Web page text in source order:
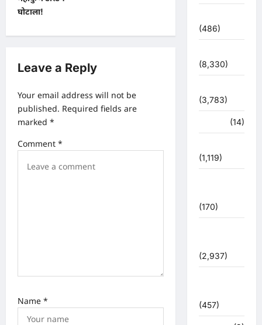
a
g
t
i
o
n
घोटाला!
Leave a Reply
Your email address will not be
published. Required fields are
marked *
Comment *
Name *
(486)
(8,330)
(3,783)
(14)
(1,119)
(170)
(2,937)
(457)